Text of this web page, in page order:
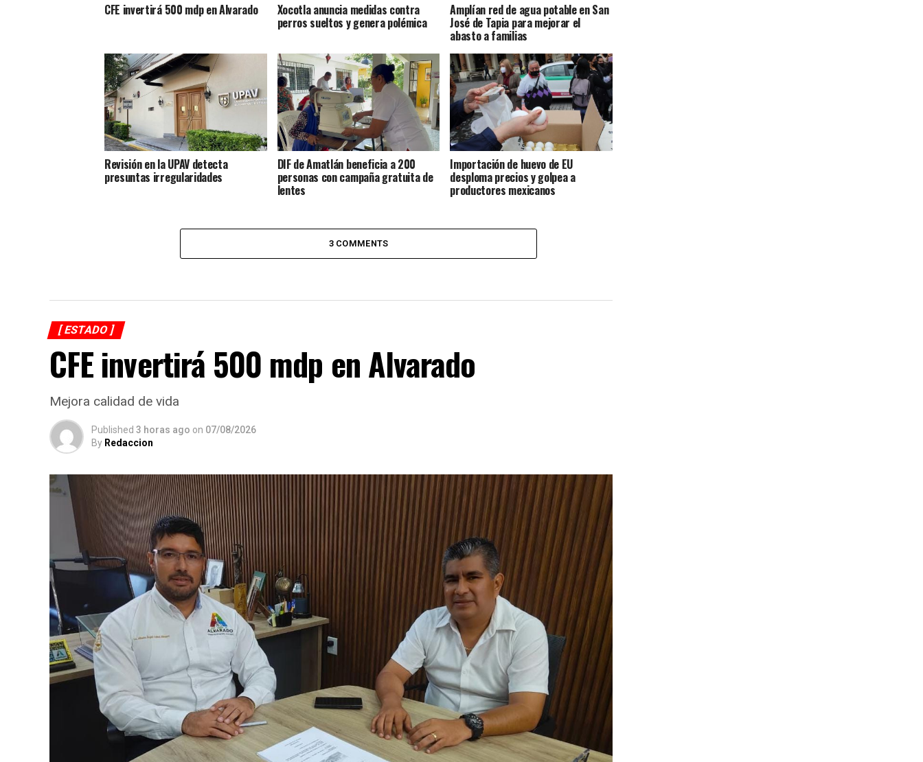
CFE invertirá 500 mdp en Alvarado Xocotla anuncia medidas contra
perros sueltos y genera polémica
Amplían red de agua potable en San
José de Tapia para mejorar el
abasto a familias
Revisión en la UPAV detecta
presuntas irregularidades
DIF de Amatlán beneficia a 200
personas con campaña gratuita de
lentes
Importación de huevo de EU
desploma precios y golpea a
productores mexicanos
3 COMMENTS
[ ESTADO ]
CFE invertirá 500 mdp en Alvarado
Mejora calidad de vida
Published 3 horas ago on 07/08/2026
By Redaccion